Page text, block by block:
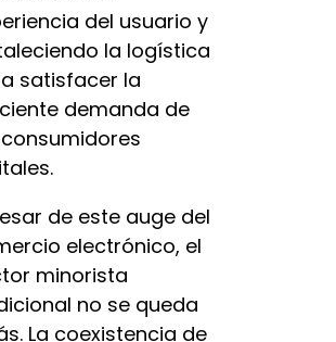
del usuario y
la logística
satisfacer la
demanda de
de este auge del
electrónico, el
minorista
no se queda
La coexistencia de